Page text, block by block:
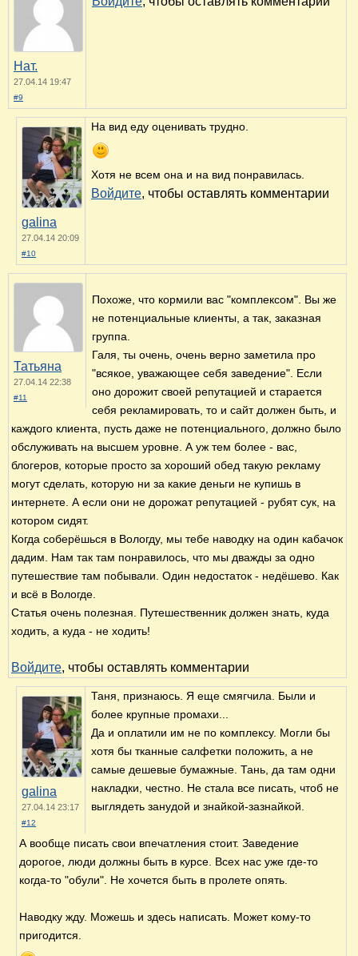
Нат.
27.04.14 19:47
#9
galina
27.04.14 20:09
#10
На вид еду оценивать трудно.
Хотя не всем она и на вид понравилась.
Войдите, чтобы оставлять комментарии
Татьяна
27.04.14 22:38
#11
Похоже, что кормили вас "комплексом". Вы же
не потенциальные клиенты, а так, заказная
группа.
Галя, ты очень, очень верно заметила про
"всякое, уважающее себя заведение". Если
оно дорожит своей репутацией и старается
себя рекламировать, то и сайт должен быть, и
каждого клиента, пусть даже не потенциального, должно было
обслуживать на высшем уровне. А уж тем более - вас,
блогеров, которые просто за хороший обед такую рекламу
могут сделать, которую ни за какие деньги не купишь в
интернете. А если они не дорожат репутацией - рубят сук, на
котором сидят.
Когда соберёшься в Вологду, мы тебе наводку на один кабачок
дадим. Нам так там понравилось, что мы дважды за одно
путешествие там побывали. Один недостаток - недёшево. Как
и всё в Вологде.
Статья очень полезная. Путешественник должен знать, куда
ходить, а куда - не ходить!
Войдите, чтобы оставлять комментарии
galina
27.04.14 23:17
#12
Таня, признаюсь. Я еще смягчила. Были и
более крупные промахи...
Да и оплатили им не по комплексу. Могли бы
хотя бы тканные салфетки положить, а не
самые дешевые бумажные. Тань, да там одни
накладки, честно. Не стала все писать, чтоб не
выглядеть занудой и знайкой-зазнайкой.
А вообще писать свои впечатления стоит. Заведение
дорогое, люди должны быть в курсе. Всех нас уже где-то
когда-то "обули". Не хочется быть в пролете опять.
Наводку жду. Можешь и здесь написать. Может кому-то
пригодится.